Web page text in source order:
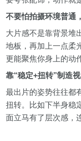
不要怕拍摄环境普通
大片感不是靠背景堆
地板，再加上一点柔
更能聚焦你身上的动
靠“稳定+扭转”制造
最出片的姿势往往都
扭转。比如下半身稳
面立马有了层次感，